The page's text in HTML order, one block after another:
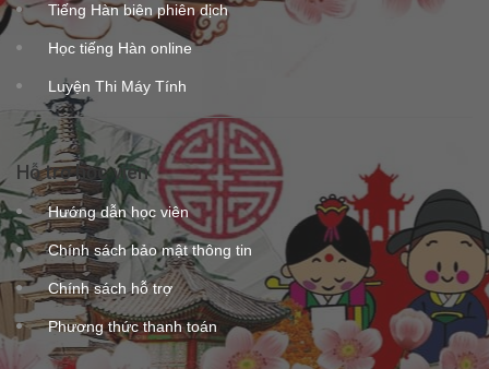
Tiếng Hàn biên phiên dịch
Học tiếng Hàn online
Luyện Thi Máy Tính
Hỗ trợ học viên
Hướng dẫn học viên
Chính sách bảo mật thông tin
Chính sách hỗ trợ
Phương thức thanh toán